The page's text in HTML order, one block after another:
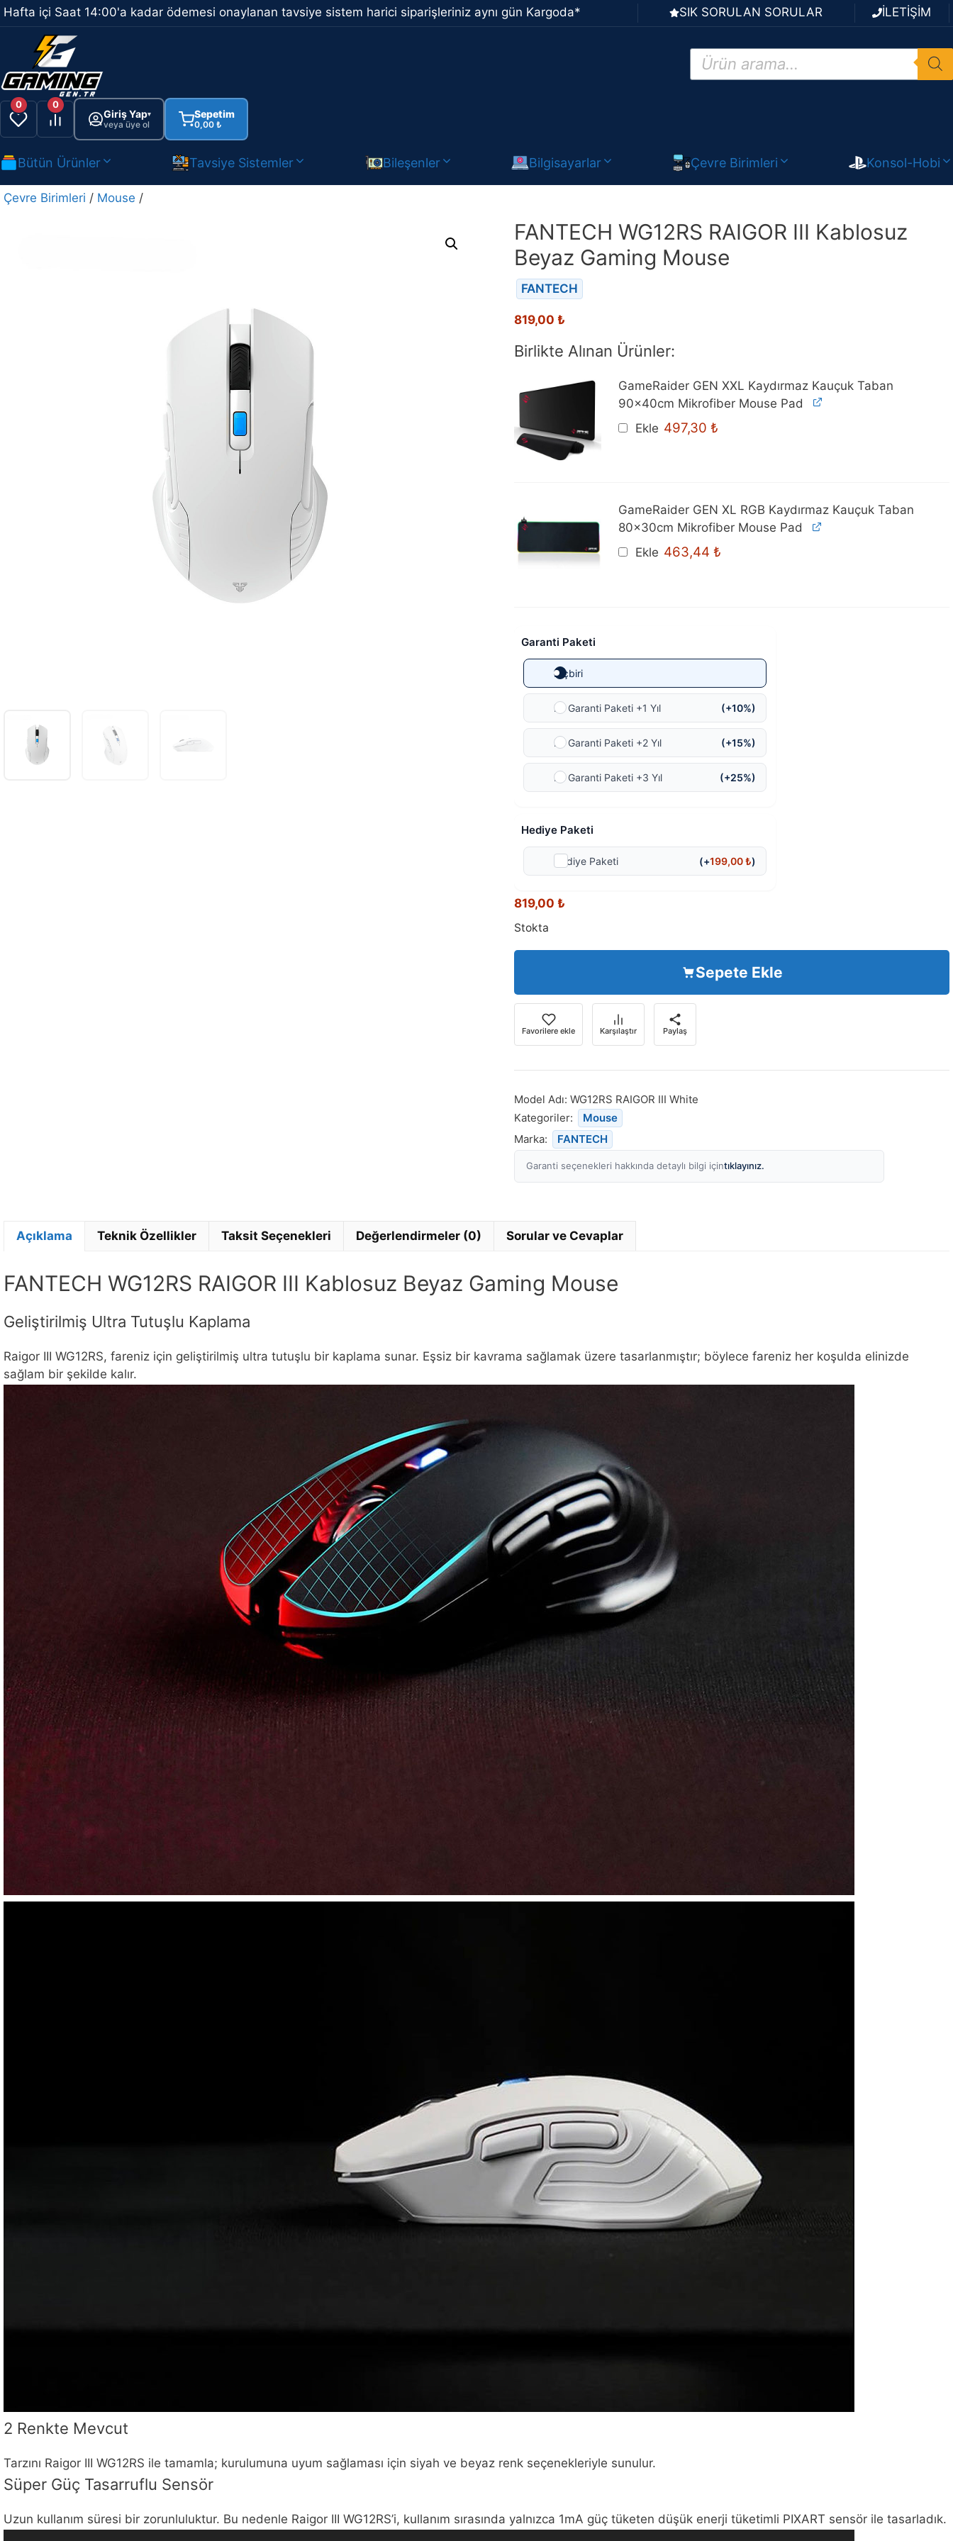
İçeriğe
atla
Hafta içi Saat 14:00'a kadar ödemesi onaylanan tavsiye sistem harici siparişleriniz aynı gün Kargoda* SIK SORULAN SORULAR İLETİŞİM
Products
search
0 0
Giriş Yap▾
veya üye ol
Sepetim
0,00 ₺
Bütün Ürünler Tavsiye Sistemler Bileşenler Bilgisayarlar Çevre Birimleri Konsol-Hobi
Çevre Birimleri / Mouse /
FANTECH WG12RS RAIGOR III Kablosuz
Beyaz Gaming Mouse
FANTECH
819,00 ₺
Birlikte Alınan Ürünler:
GameRaider GEN XXL Kaydırmaz Kauçuk Taban
90×40cm Mikrofiber Mouse Pad
Ekle Orijinal
fiyat:
497,30 ₺
GameRaider GEN XL RGB Kaydırmaz Kauçuk Taban
80×30cm Mikrofiber Mouse Pad
Ekle Orijinal
fiyat:
463,44 ₺Şu
Garanti Paketi
Hiçbiri
Ek Garanti Paketi +1 Yıl (+10%)
Ek Garanti Paketi +2 Yıl (+15%)
Ek Garanti Paketi +3 Yıl (+25%)
Hediye Paketi
Hediye Paketi (+199,00₺)
819,00 ₺
Stokta
Sepete Ekle
Favorilere ekle Karşılaştır Paylaş
Model Adı:WG12RS RAIGOR III White
Kategoriler:
Mouse
Marka:
FANTECH
Garanti seçenekleri hakkında detaylı bilgi içintıklayınız.
Açıklama Teknik Özellikler Taksit Seçenekleri Değerlendirmeler (0) Sorular ve Cevaplar
FANTECH WG12RS RAIGOR III Kablosuz Beyaz Gaming Mouse
Geliştirilmiş Ultra Tutuşlu Kaplama
Raigor III WG12RS, fareniz için geliştirilmiş ultra tutuşlu bir kaplama sunar. Eşsiz bir kavrama sağlamak üzere tasarlanmıştır; böylece fareniz her koşulda elinizde
sağlam bir şekilde kalır.
2 Renkte Mevcut
Tarzını Raigor III WG12RS ile tamamla; kurulumuna uyum sağlaması için siyah ve beyaz renk seçenekleriyle sunulur.
Süper Güç Tasarruflu Sensör
Uzun kullanım süresi bir zorunluluktur. Bu nedenle Raigor III WG12RS’i, kullanım sırasında yalnızca 1mA güç tüketen düşük enerji tüketimli PIXART sensör ile tasarladık.